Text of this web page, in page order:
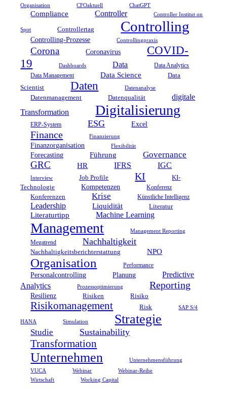
Organisation
CFOaktuell ChatGPT
Compliance Controller Controller Institut on
Spot Controllertag Controlling
Controlling-Prozesse Controllingpraxis
Corona Coronavirus
COVID-
19
Dashboards Data
Data Analytics
Data Management
Data Science
Data
Scientist
Daten Datenanalyse
Datenmanagement Datenqualität
digitale
Transformation
Digitalisierung
ERP-System ESG Excel
Finance Finanzierung
Finanzorganisation Flexibilität
Forecasting Führung Governance
GRC HR IFRS IGC
Interview Job Profile KI
KI-
Technologie
Kompetenzen
Konferenz
Konferenzen
Krise Künstliche Intelligenz
Leadership Liquidität Literatur
Literaturtipp Machine Learning
Management Management Reporting
Megatrend Nachhaltigkeit
Nachhaltigkeitsberichterstattung NPO
Organisation Performance
Personalcontrolling Planung
Predictive
Analytics
Prozessoptimierung Reporting
Resilienz Risiken Risiko
Risikomanagement Risk SAP S/4
HANA Simulation Strategie
Studie Sustainability
Transformation
Unternehmen Unternehmensführung
VUCA Webinar Webinar-Reihe
Wirtschaft Working Capital